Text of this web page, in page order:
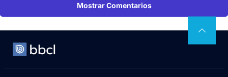
Mostrar Comentarios